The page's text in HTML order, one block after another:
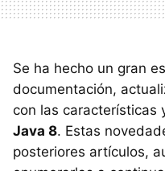
Se ha hecho un gran
documentación,
con las características
Java 8. Estas
posteriores artículos,